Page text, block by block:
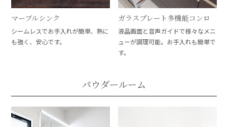
マーブルシンク
シームレスでお手入れが簡単、熱に
も強く、安心です。
ガラスプレート多機能コンロ
液晶画面と音声ガイドで様々なメニ
ューが調理可能。お手入れも簡単で
す。
パウダールーム